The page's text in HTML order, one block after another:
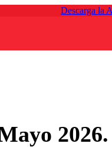
Descarga la
2026.